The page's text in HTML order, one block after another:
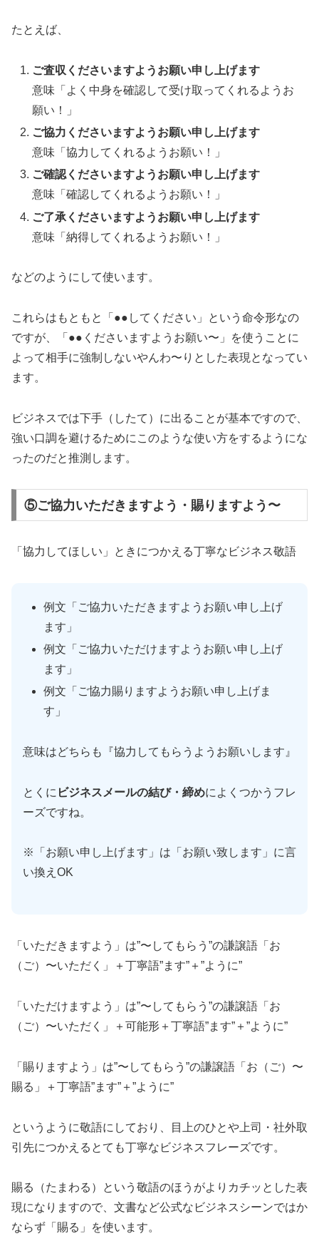
たとえば、
ご査収くださいますようお願い申し上げます
意味「よく中身を確認して受け取ってくれるようお
願い！」
ご協力くださいますようお願い申し上げます
意味「協力してくれるようお願い！」
ご確認くださいますようお願い申し上げます
意味「確認してくれるようお願い！」
ご了承くださいますようお願い申し上げます
意味「納得してくれるようお願い！」
などのようにして使います。
これらはもともと「●●してください」という命令形なの
ですが、「●●くださいますようお願い〜」を使うことに
よって相手に強制しないやんわ〜りとした表現となってい
ます。
ビジネスでは下手（したて）に出ることが基本ですので、
強い口調を避けるためにこのような使い方をするようにな
ったのだと推測します。
⑤ご協力いただきますよう・賜りますよう〜
「協力してほしい」ときにつかえる丁寧なビジネス敬語
例文「ご協力いただきますようお願い申し上げ
ます」
例文「ご協力いただけますようお願い申し上げ
ます」
例文「ご協力賜りますようお願い申し上げま
す」
意味はどちらも『協力してもらうようお願いします』
とくに ビジネスメールの結び・締めによくつかうフレ
ーズですね。
※「お願い申し上げます」は「お願い致します」に言
い換えOK
「いただきますよう」は”〜してもらう”の謙譲語「お
（ご）〜いただく」＋丁寧語”ます”＋”ように”
「いただけますよう」は”〜してもらう”の謙譲語「お
（ご）〜いただく」＋可能形＋丁寧語”ます”＋”ように”
「賜りますよう」は”〜してもらう”の謙譲語「お（ご）〜
賜る」＋丁寧語”ます”＋”ように”
というように敬語にしており、目上のひとや上司・社外取
引先につかえるとても丁寧なビジネスフレーズです。
賜る（たまわる）という敬語のほうがよりカチッとした表
現になりますので、文書など公式なビジネスシーンではか
ならず「賜る」を使います。